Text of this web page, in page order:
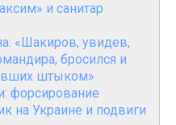
и санитар
«Шакиров, увидев,
бросился и
штыком»
форсирование
на Украине и подвиги